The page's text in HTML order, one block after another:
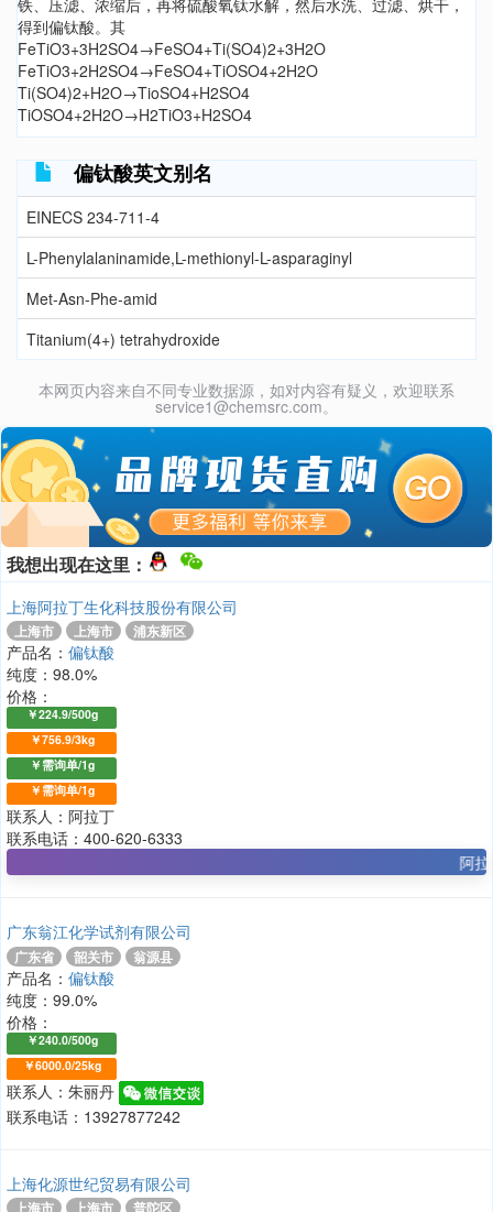
铁、压滤、浓缩后，再将硫酸氧钛水解，然后水洗、过滤、烘干，
得到偏钛酸。其
FeTiO3+3H2SO4→FeSO4+Ti(SO4)2+3H2O
FeTiO3+2H2SO4→FeSO4+TiOSO4+2H2O
Ti(SO4)2+H2O→TioSO4+H2SO4
TiOSO4+2H2O→H2TiO3+H2SO4
偏钛酸英文别名
EINECS 234-711-4
L-Phenylalaninamide,L-methionyl-L-asparaginyl
Met-Asn-Phe-amid
Titanium(4+) tetrahydroxide
本网页内容来自不同专业数据源，如对内容有疑义，欢迎联系
service1@chemsrc.com。
我想出现在这里：
上海阿拉丁生化科技股份有限公司
上海市 上海市 浦东新区
产品名： 偏钛酸
纯度：98.0%
价格：
￥224.9/500g
￥756.9/3kg
￥需询单/1g
￥需询单/1g
联系人：阿拉丁
联系电话：400-620-6333
阿拉
广东翁江化学试剂有限公司
广东省 韶关市 翁源县
产品名： 偏钛酸
纯度：99.0%
价格：
￥240.0/500g
￥6000.0/25kg
联系人：朱丽丹
联系电话：13927877242
上海化源世纪贸易有限公司
上海市 上海市 普陀区